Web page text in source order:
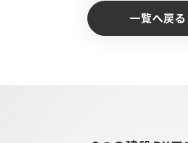
一覧へ戻る